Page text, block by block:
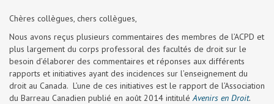
Chères collègues, chers collègues,
Nous avons reçus plusieurs commentaires des membres de l’ACPD et
plus largement du corps professoral des facultés de droit sur le
besoin d’élaborer des commentaires et réponses aux différents
rapports et initiatives ayant des incidences sur l’enseignement du
droit au Canada. L’une de ces initiatives est le rapport de l’Association
du Barreau Canadien publié en août 2014 intituléAvenirs en Droit.